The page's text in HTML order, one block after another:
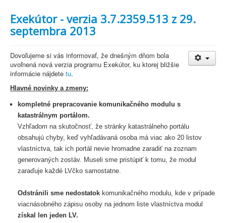
Exekútor - verzia 3.7.2359.513 z 29.
septembra 2013
Dovoľujeme si vás informovať, že dnešným dňom bola
uvoľnená nová verzia programu Exekútor, ku ktorej bližšie
informácie nájdete tu.
Hlavné novinky a zmeny:
kompletné prepracovanie komunikačného modulu s
katastrálnym portálom.
Vzhľadom na skutočnosť, že stránky katastrálneho portálu
obsahujú chyby, keď vyhľadávaná osoba má viac ako 20 listov
vlastníctva, tak ich portál nevie hromadne zaradiť na zoznam
generovaných zostáv. Museli sme pristúpiť k tomu, že modul
zaraďuje každé LVčko samostatne.
Odstránili sme nedostatok komunikačného modulu, kde v prípade
viacnásobného zápisu osoby na jednom liste vlastníctva modul
získal len jeden LV.